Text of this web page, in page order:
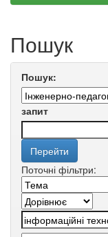
Пошук
Пошук:
запит
Поточні фільтри: